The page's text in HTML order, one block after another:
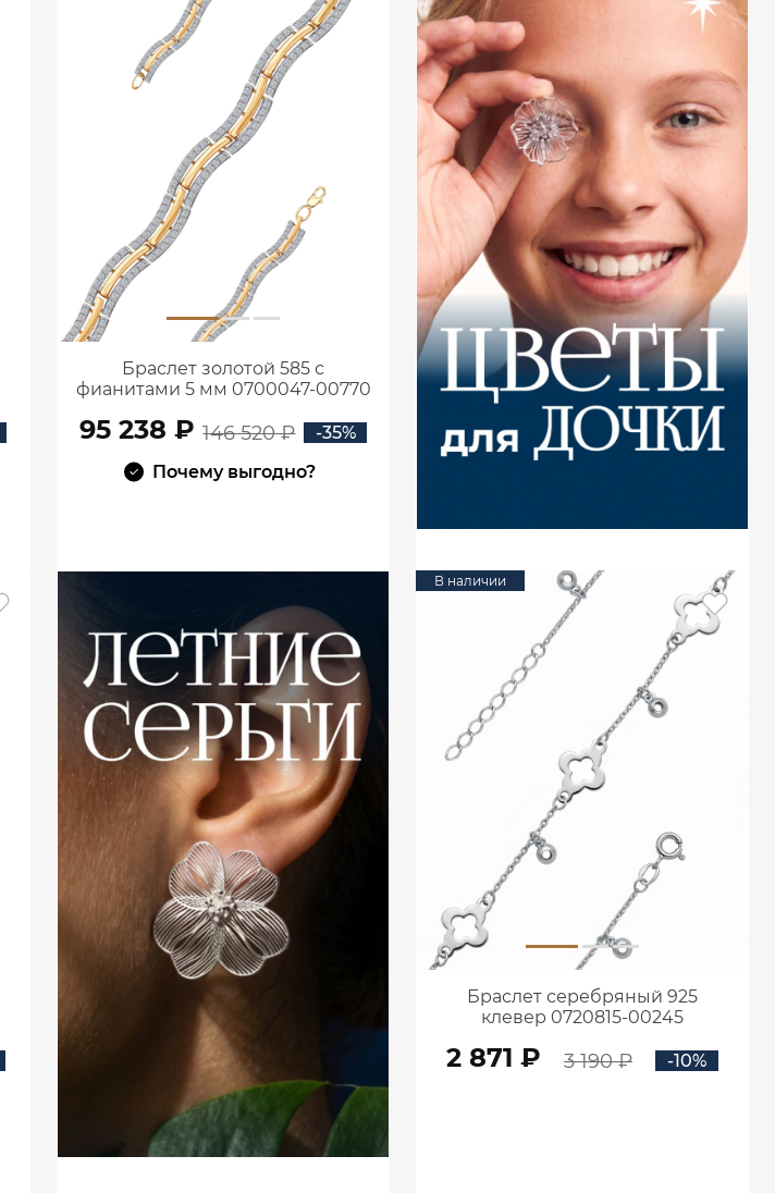
Браслет золотой 585 с
фианитами 5 мм 0700047-00770
95 238 ₽ 146 520 ₽
-35%
Почему выгодно?
В наличии
Браслет серебряный 925
клевер 0720815-00245
2 871 ₽ 3 190 ₽ -10%